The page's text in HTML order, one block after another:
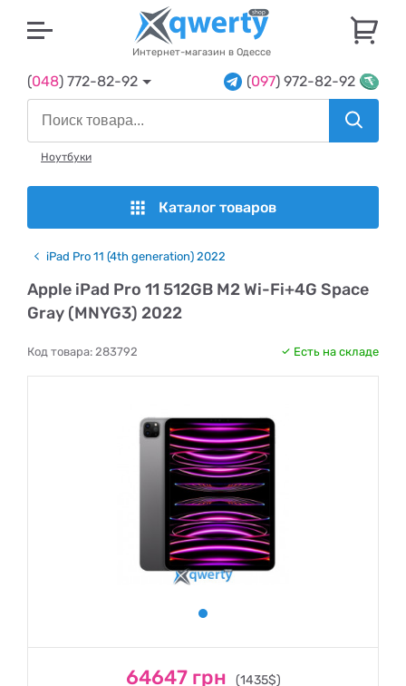
Интернет-магазин в Одессе
(048) 772-82-92 (097) 972-82-92
Ноутбуки
Каталог товаров
iPad Pro 11 (4th generation) 2022
Apple iPad Pro 11 512GB M2 Wi-Fi+4G Space
Gray (MNYG3) 2022
Код товара: 283792 Есть на складе
64647 грн (1435$)